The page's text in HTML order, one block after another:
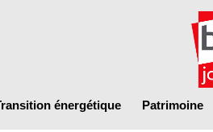
énergétique Patrimoine